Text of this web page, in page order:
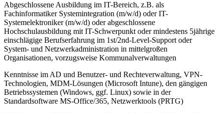
Abgeschlossene Ausbildung im IT-Bereich, z.B. als
Fachinformatiker Systemintegration (m/w/d) oder IT-
Systemelektroniker (m/w/d) oder abgeschlossene
Hochschulausbildung mit IT-Schwerpunkt oder mindestens 5jährige
einschlägige Berufserfahrung im 1st/2nd-Level-Support oder
System- und Netzwerkadministration in mittelgroßen
Organisationen, vorzugsweise Kommunalverwaltungen
Kenntnisse im AD und Benutzer- und Rechteverwaltung, VPN-
Technologien, MDM-Lösungen (Microsoft Intune), den gängigen
Betriebssystemen (Windows, ggf. Linux) sowie in der
Standardsoftware MS-Office/365, Netzwerktools (PRTG)